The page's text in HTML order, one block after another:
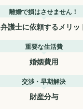
離婚で損はさせません！
弁護士に依頼するメリッ
重要な生活費
婚姻費用
交渉・早期解決
財産分与